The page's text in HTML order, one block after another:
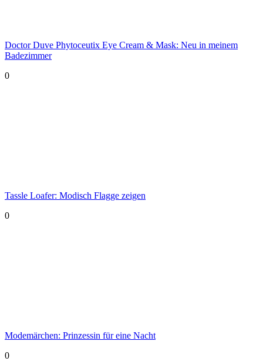
Doctor Duve Phytoceutix Eye Cream & Mask: Neu in meinem
Badezimmer
0
Tassle Loafer: Modisch Flagge zeigen
0
Modemärchen: Prinzessin für eine Nacht
0